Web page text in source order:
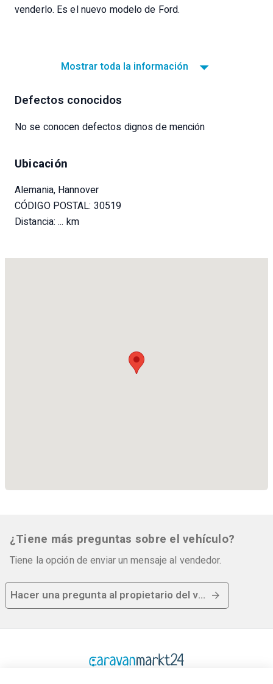
venderlo. Es el nuevo modelo de Ford.
Mostrar toda la información
Defectos conocidos
No se conocen defectos dignos de mención
Ubicación
Alemania, Hannover
CÓDIGO POSTAL: 30519
Distancia:... km
¿Tiene más preguntas sobre el vehículo?
Tiene la opción de enviar un mensaje al vendedor.
Hacer una pregunta al propietario del vehículo